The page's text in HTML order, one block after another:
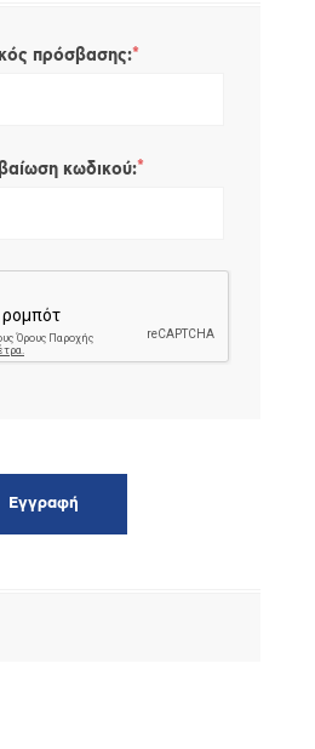
πρόσβασης:*
κωδικού:*